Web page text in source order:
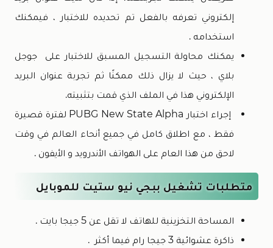
إلكتروني تعرفه بالفعل تم تحديده للاختبار ، فيمكنك
استخدامه .
يمكنك محاولة التسجيل المسبق للاختبار على جوجل
بلاي ، حيث لا يزال ذلك ممكنًا ثم تجربة عنوان البريد
الإلكتروني هذا في الملف الذي قمت بتثبيته.
إجراء اختبار PUBG New State Alpha لفترة قصيرة
فقط ، مع اطلاق كامل في جميع أنحاء العالم في وقت
لاحق من هذا العام على الهواتف الأندرويد و الأيفون .
متطلبات تشغيل ببجي نيو ستيت للموبايل
المساحة التخزينية للهاتف لا تقل عن 5 جيجا بايت .
ذاكرة عشوائية 3 جيجا رام فيما أكثر .